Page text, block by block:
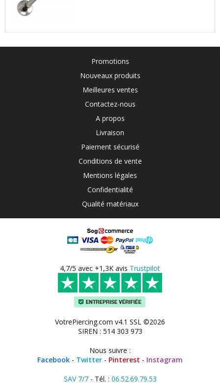
Promotions
Nouveaux produits
Meilleures ventes
Contactez-nous
A propos
Livraison
Paiement sécurisé
Conditions de vente
Mentions légales
Confidentialité
Qualité matériaux
4,7/5 avec +1,3K avis Trustpilot
VotrePiercing.com v4.1 SSL ©2026
SIREN : 514 303 973
Nous suivre :
Facebook - Twitter - Pinterest - Instagram
SAV 7/7- Tél. : 06.52.69.79.53